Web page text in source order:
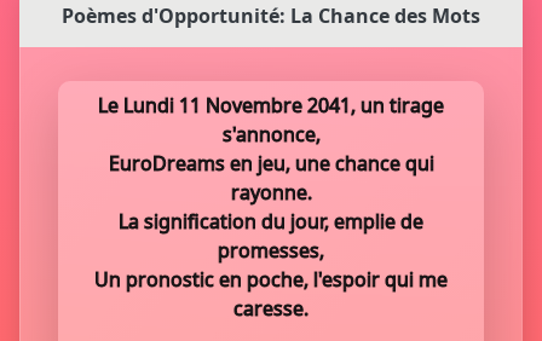
Poèmes d'Opportunité: La Chance des Mots
Le Lundi 11 Novembre 2041, un tirage
s'annonce,
EuroDreams en jeu, une chance qui
rayonne.
La signification du jour, emplie de
promesses,
Un pronostic en poche, l'espoir qui me
caresse.